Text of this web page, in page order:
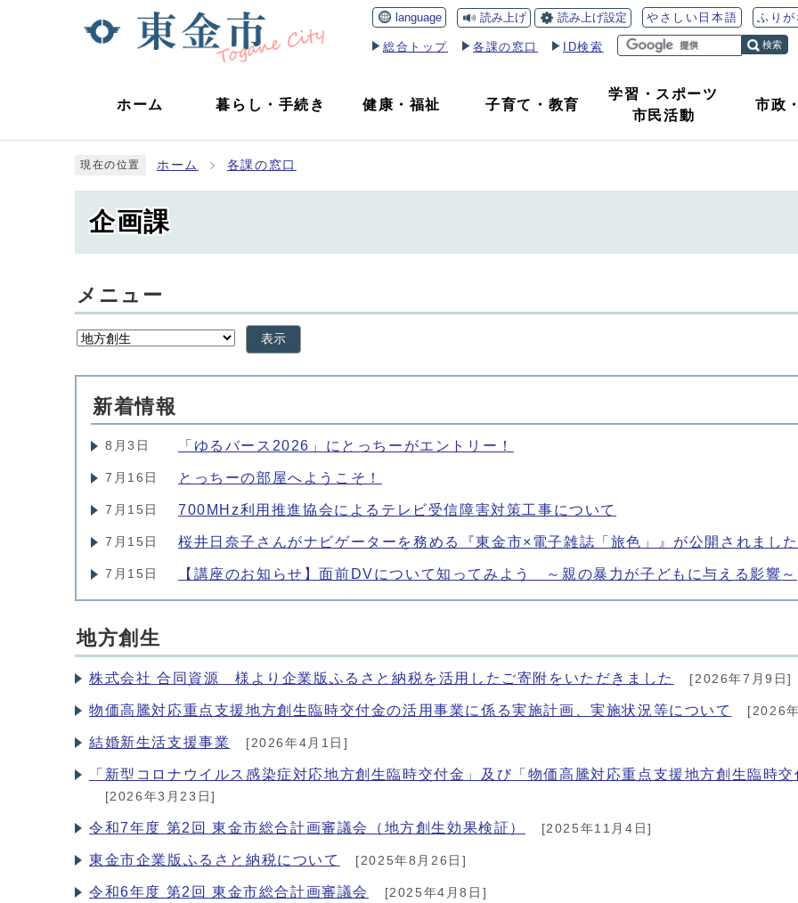
language 読み上げ 読み上げ設定 やさしい日本語 ふりが
総合トップ 各課の窓口 ID検索 検索
ホーム 暮らし ・ 手続き 健康 ・福祉 子育て ・ 教育
学習・スポーツ
市民活動
市政 ・
現在の位置 ホーム 各課の窓口
企画課
メニュー
表示
新着情報
8月3日 「ゆるバース2026」にとっちーがエントリー！
7月16日 とっちーの部屋へようこそ！
7月15日 700MHz利用推進協会によるテレビ受信障害対策工事について
7月15日 桜井日奈子さんがナビゲーターを務める『東金市×電子雑誌「旅色」』が公開されました
7月15日 【講座のお知らせ】面前DVについて知ってみよう ～親の暴力が子どもに与える影響～
地方創生
株式会社 合同資源 様より企業版ふるさと納税を活用したご寄附をいただきました [2026年7月9日]
物価高騰対応重点支援地方創生臨時交付金の活用事業に係る実施計画、実施状況等について [2026
結婚新生活支援事業 [2026年4月1日]
「新型コロナウイルス感染症対応地方創生臨時交付金」及び「物価高騰対応重点支援地方創生臨時
[2026年3月23日]
令和7年度 第2回 東金市総合計画審議会（地方創生効果検証） [2025年11月4日]
東金市企業版ふるさと納税について [2025年8月26日]
令和6年度 第2回 東金市総合計画審議会 [2025年4月8日]